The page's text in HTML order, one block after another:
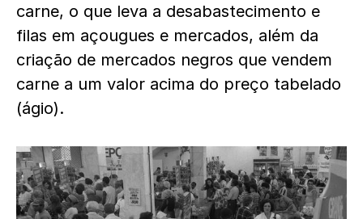
carne, o que leva a desabastecimento e
filas em açougues e mercados, além da
criação de mercados negros que vendem
carne a um valor acima do preço tabelado
(ágio).